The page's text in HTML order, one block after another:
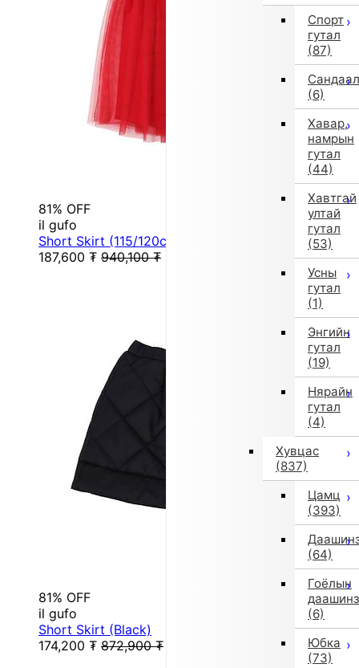
Спорт
гутал
(87)
Сандаал
(6)
Хавар,
намрын
гутал
(44)
Хавтгай
ултай
гутал
(53)
Усны
гутал
(1)
Энгийн
гутал
(19)
Нярайн
гутал
(4)
Хувцас
(837)
Цамц
(393)
(64)
Гоёлын
даашинз
(6)
Юбка
(73)
81% OFF
il gufo
Short Skirt (115/120cm/Red)
187,600 ₮ 940,100 ₮
81% OFF
il gufo
Short Skirt (Black)
174,200 ₮ 872,900 ₮